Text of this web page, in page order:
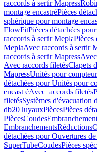
raccords à sertir Mapress
montage encastréPièces
sphérique pour montage
FlowFitPièces détachées
raccords à sertir MeplaPièces
MeplaAvec raccords à sertir
raccords à sertir Mapress
Avec raccords filetésClapets
MapressUnités pour
détachées pour Unités pour
encastréAvec raccords filetés
filetésSystèmes d'évacuation
db20TuyauxPiècesPièces
PiècesCoudes
EmbranchementsRéductions
détachées pour Ouvertures
SuperTubeCoudesPièces